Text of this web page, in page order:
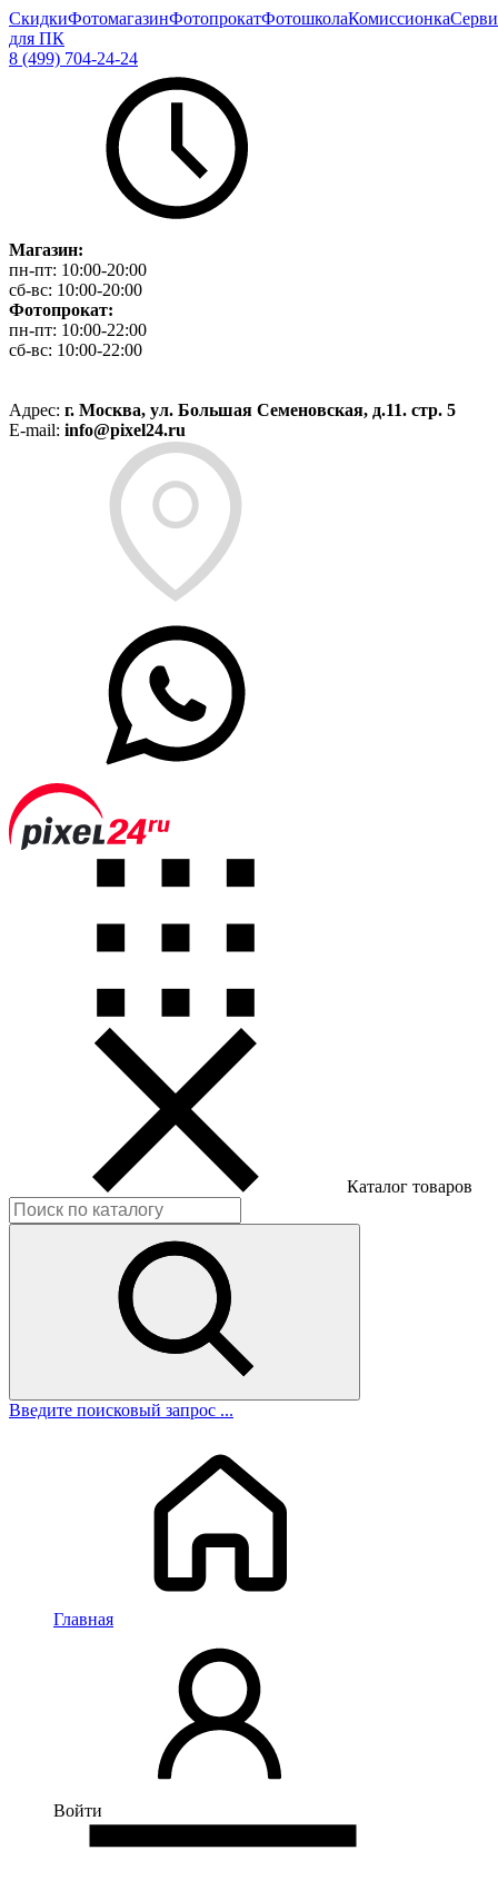
СкидкиФотомагазинФотопрокатФотошколаКомиссионка
для ПК
8 (499) 704-24-24
Магазин:
пн-пт: 10:00-20:00
сб-вс: 10:00-20:00
Фотопрокат:
пн-пт: 10:00-22:00
сб-вс: 10:00-22:00
Адрес: г. Москва, ул. Большая Семеновская, д.11. стр. 5
E-mail: info@pixel24.ru
Каталог товаров
Введите поисковый запрос ...
Главная
Войти